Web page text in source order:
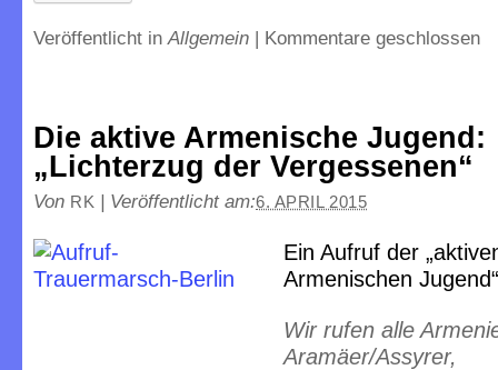
Veröffentlicht inAllgemein | Kommentare geschlossen
Die aktive Armenische Jugend:
„Lichterzug der Vergessenen“
Von RK | Veröffentlicht am:6. APRIL 2015
Ein Aufruf der
Armenischen
Wir rufen alle
Aramäer/Assyrer,